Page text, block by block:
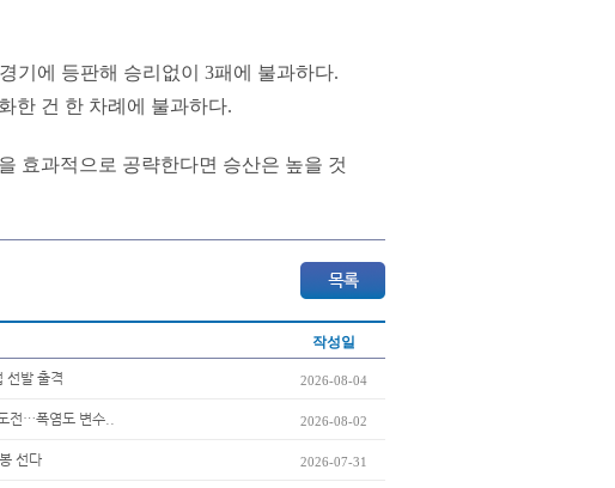
기에 등판해 승리없이 3패에 불과하다.
한 건 한 차례에 불과하다.
효과적으로 공략한다면 승산은 높을 것
작성일
선발 출격 2026-08-04
전…폭염도 변수.. 2026-08-02
선다 2026-07-31